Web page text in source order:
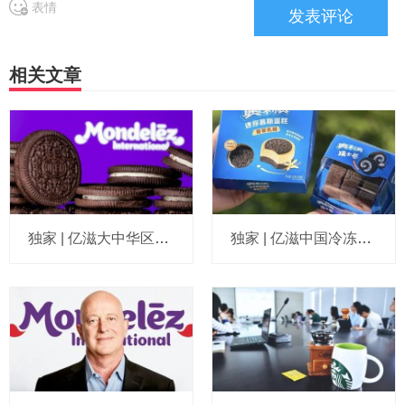
表情
相关文章
独家 | 亿滋大中华区市场与发展部“一号位”迎来新变动，曲向明将卸任 独家 | 亿滋中国冷冻蛋糕业务迎来新“一把手”，朱磊将交棒古满琥